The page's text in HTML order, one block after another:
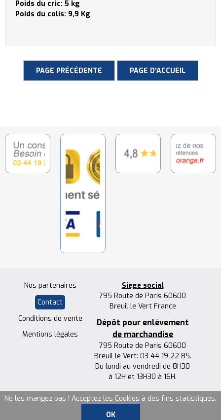
Poids du cric: 5 kg
Poids du colis: 9,9 Kg
Nos partenaires
Contact
Conditions de vente
Mentions légales
Siège social
795 Route de Paris 60600
Breuil le Vert France
Dépôt pour enlèvement
de marchandise
795 Route de Paris 60600
Breuil le Vert: 03 44 19 22 85.
Du lundi au vendredi de 8H30
à 12H et 13H30 à 16H.
Ne les mangez pas ! Acceptez les Cookies à des fins statistiques.
OK